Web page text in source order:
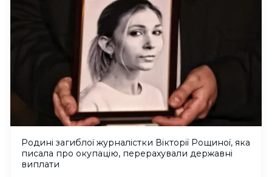
Родині загиблої журналістки Вікторії Рощиної, яка
писала про окупацію, перерахували державні
виплати